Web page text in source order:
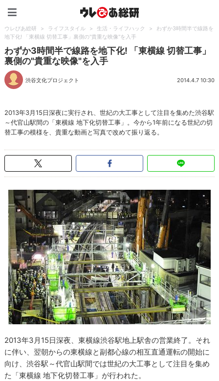
ウレぴあ総研 > ライフスタイル > 生活・ライフハック >
わずか3時間半で線路を
地下化! 「東横線 切替工事」裏側の"貴重な映像"を入手
わずか3時間半で線路を地下化! 「東横線 切替工事」
裏側の"貴重な映像"を入手
渋谷文化プロジェクト 2014.4.7 10:30
2013年3月15日深夜に実行され、世紀の大工事として注目を集めた渋谷駅
～代官山駅間の「東横線 地下化切替工事」。今から1年前になる世紀の切
替工事の模様を、貴重な動画と写真で改めて振り返る。
2013年3月15日深夜、東横線渋谷駅地上駅舎の営業終了。それ
に伴い、翌朝からの東横線と副都心線の相互直通運転の開始に
向け、渋谷駅～代官山駅間では世紀の大工事として注目を集め
た「東横線 地下化切替工事」が行われた。